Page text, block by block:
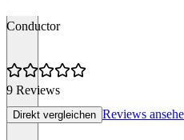
Conductor
9 Reviews
Direkt vergleichen Reviews